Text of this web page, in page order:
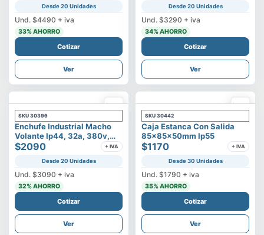
Desde 20 Unidades
Und. $4490 + iva
33% AHORRO
Cotizar
Ver
Desde 20 Unidades
Und. $3290 + iva
34% AHORRO
Cotizar
Ver
SKU 30396
Enchufe Industrial Macho
Volante Ip44, 32a, 380v,
3p+t
$2090 + IVA
Desde 20 Unidades
Und. $3090 + iva
32% AHORRO
Cotizar
Ver
SKU 30442
Caja Estanca Con Salida
85x85x50mm Ip55
$1170 + IVA
Desde 30 Unidades
Und. $1790 + iva
35% AHORRO
Cotizar
Ver